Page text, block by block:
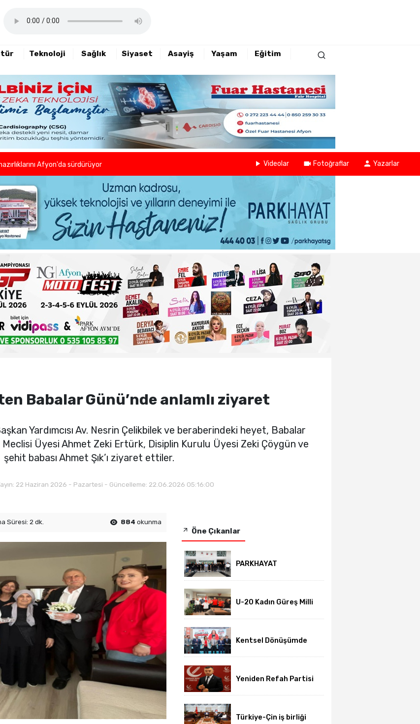
Teknoloji Sağlık Siyaset Asayiş Yaşam
Eğitim
açıklamasını yayımladı
öncesi sağlık kontrolleri tamamlandı
anlamlı hareket
Afyon'da sürdürüyor
azaltıyoruz."
başladı
kalıcı çözümler
yıldönümü sebebiyle bir mesajı yayımladı
açıklamasını yayımladı
öncesi sağlık kontrolleri tamamlandı
Videolar Fotoğraflar Yazarlar
Babalar Günü’nde anlamlı ziyaret
Yardımcısı Av. Nesrin Çelikbilek ve beraberindeki heyet, Babalar
Meclisi Üyesi Ahmet Zeki Ertürk, Disiplin Kurulu Üyesi Zeki Çöygün ve
şehit babası Ahmet Şık’ı ziyaret ettiler.
22 Haziran 2026 - Pazartesi - Güncelleme: 22.06.2026 05:16:00
Süresi: 2 dk. 884 okunma
Öne Çıkanlar
PARKHAYAT
öncesi sağlık
tamamlandı
U-20 Kadın Güreş Milli
Afyon'da sürdürüyor
Kentsel Dönüşümde
Yeniden Refah Partisi
açıklamasını yayımladı
Türkiye-Çin iş birliği